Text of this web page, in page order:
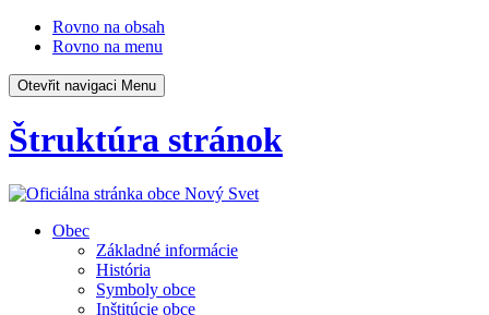
Rovno na obsah
Rovno na menu
Otevřit navigaci Menu
Štruktúra stránok
Obec
Základné informácie
História
Symboly obce
Inštitúcie obce